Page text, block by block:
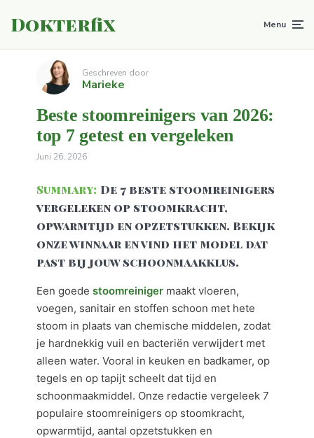
Dokterfix Menu
Geschreven door
Marieke
Beste stoomreinigers van 2026:
top 7 getest en vergeleken
Juni 26, 2026
Summary: De 7 beste stoomreinigers
vergeleken op stoomkracht,
opwarmtijd en opzetstukken. Bekijk
onze winnaar en vind het model dat
past bij jouw schoonmaakklus.
Een goede stoomreiniger maakt vloeren,
voegen, sanitair en stoffen schoon met hete
stoom in plaats van chemische middelen, zodat
je hardnekkig vuil en bacteriën verwijdert met
alleen water. Vooral in keuken en badkamer, op
tegels en op tapijt scheelt dat tijd en
schoonmaakmiddel. Onze redactie vergeleek 7
populaire stoomreinigers op stoomkracht,
opwarmtijd, aantal opzetstukken en